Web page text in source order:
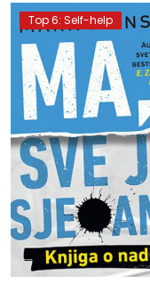
Top 6: Self-help